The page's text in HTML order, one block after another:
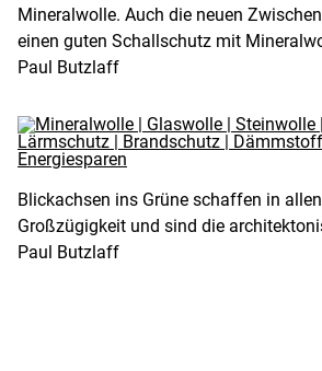
Mineralwolle. Auch die neuen
einen guten Schallschutz mit
Paul Butzlaff
Blickachsen ins Grüne schaffen in
Großzügigkeit und sind die
Paul Butzlaff